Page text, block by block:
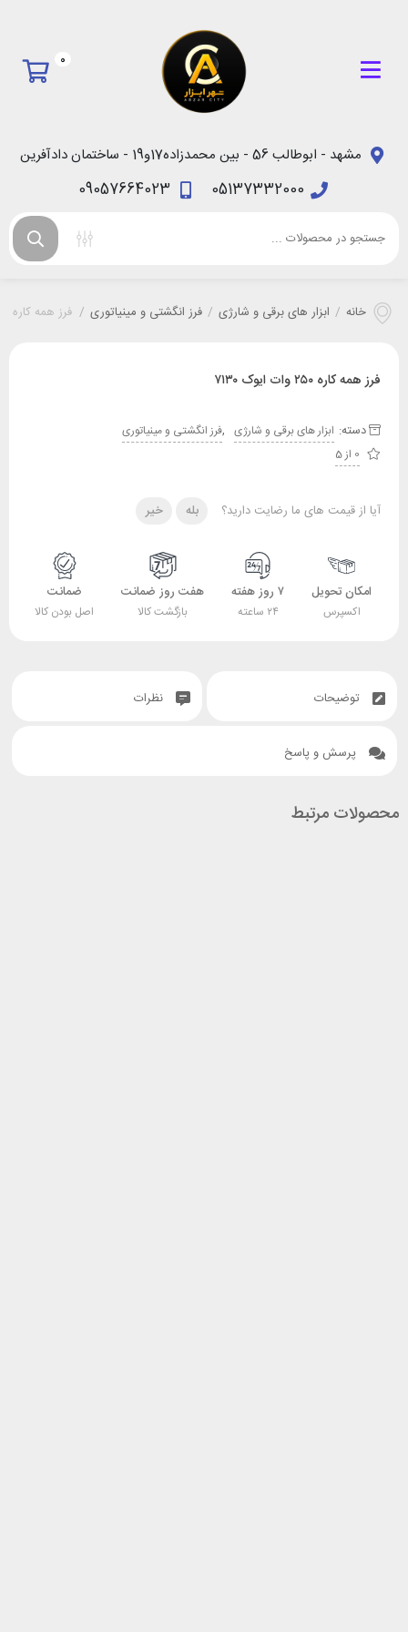
0
مشهد - ابوطالب 56 - بین محمدزاده17و19 - ساختمان دادآفرین
05137332000
09057664023
خانه / ابزار های برقی و شارژی / فرز انگشتی و مینیاتوری / فرز همه کاره ۲۵۰ وات ایوک ۷۱۳۰
فرز همه کاره ۲۵۰ وات ایوک ۷۱۳۰
دسته: ابزار های برقی و شارژی ,فرز انگشتی و مینیاتوری
0 از 5
آیا از قیمت های ما رضایت دارید؟ بله خیر
امکان تحویل
اکسپرس
۷ روز هفته
۲۴ ساعته
هفت روز ضمانت
بازگشت کالا
ضمانت
اصل بودن کالا
توضیحات نظرات
پرسش و پاسخ
محصولات مرتبط